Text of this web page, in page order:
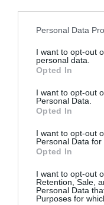
Please note that this
not limited to your
grant or deny
use your data for
consent section.
Personal Data
I want to opt-out
personal data.
Opted In
I want to opt-out
Personal Data.
Opted In
I want to opt-out
Personal Data for
Opted In
I want to opt-out
Retention, Sale,
Personal Data
Purposes for
védettségi
negatív PCR-teszt
boltokba/
Határátlépéssel
ide kattintva
Megjegyzés: A
igazolvány
javasolja, hogy a
Ha nem szeretnél